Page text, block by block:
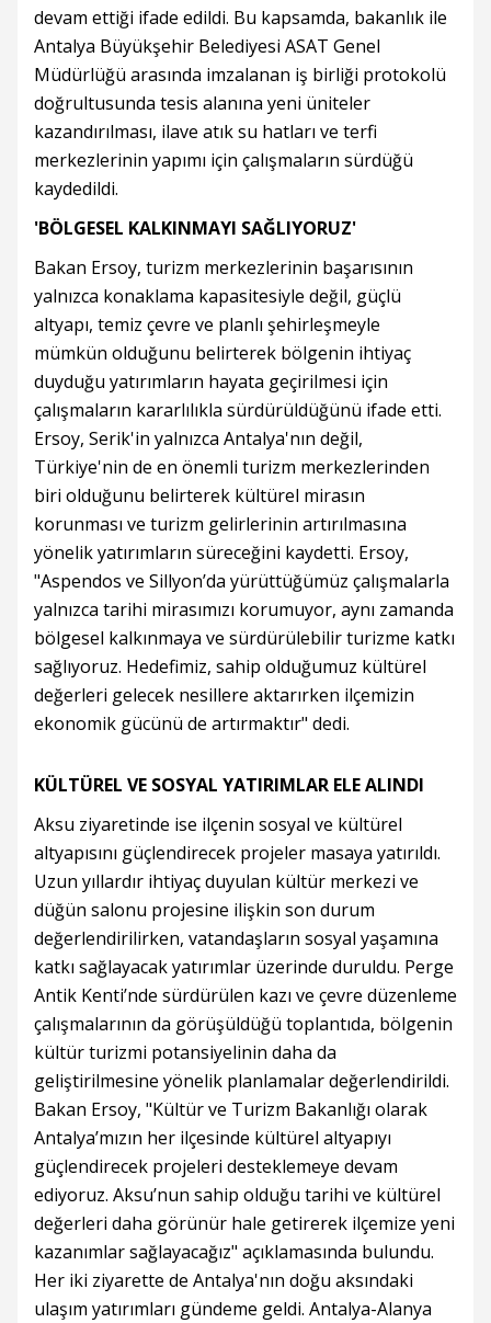
devam ettiği ifade edildi. Bu kapsamda, bakanlık ile
Antalya Büyükşehir Belediyesi ASAT Genel
Müdürlüğü arasında imzalanan iş birliği protokolü
doğrultusunda tesis alanına yeni üniteler
kazandırılması, ilave atık su hatları ve terfi
merkezlerinin yapımı için çalışmaların sürdüğü
kaydedildi.
'BÖLGESEL KALKINMAYI SAĞLIYORUZ'
Bakan Ersoy, turizm merkezlerinin başarısının
yalnızca konaklama kapasitesiyle değil, güçlü
altyapı, temiz çevre ve planlı şehirleşmeyle
mümkün olduğunu belirterek bölgenin ihtiyaç
duyduğu yatırımların hayata geçirilmesi için
çalışmaların kararlılıkla sürdürüldüğünü ifade etti.
Ersoy, Serik'in yalnızca Antalya'nın değil,
Türkiye'nin de en önemli turizm merkezlerinden
biri olduğunu belirterek kültürel mirasın
korunması ve turizm gelirlerinin artırılmasına
yönelik yatırımların süreceğini kaydetti. Ersoy,
"Aspendos ve Sillyon’da yürüttüğümüz çalışmalarla
yalnızca tarihi mirasımızı korumuyor, aynı zamanda
bölgesel kalkınmaya ve sürdürülebilir turizme katkı
sağlıyoruz. Hedefimiz, sahip olduğumuz kültürel
değerleri gelecek nesillere aktarırken ilçemizin
ekonomik gücünü de artırmaktır" dedi.
KÜLTÜREL VE SOSYAL YATIRIMLAR ELE ALINDI
Aksu ziyaretinde ise ilçenin sosyal ve kültürel
altyapısını güçlendirecek projeler masaya yatırıldı.
Uzun yıllardır ihtiyaç duyulan kültür merkezi ve
düğün salonu projesine ilişkin son durum
değerlendirilirken, vatandaşların sosyal yaşamına
katkı sağlayacak yatırımlar üzerinde duruldu. Perge
Antik Kenti’nde sürdürülen kazı ve çevre düzenleme
çalışmalarının da görüşüldüğü toplantıda, bölgenin
kültür turizmi potansiyelinin daha da
geliştirilmesine yönelik planlamalar değerlendirildi.
Bakan Ersoy, "Kültür ve Turizm Bakanlığı olarak
Antalya’mızın her ilçesinde kültürel altyapıyı
güçlendirecek projeleri desteklemeye devam
ediyoruz. Aksu’nun sahip olduğu tarihi ve kültürel
değerleri daha görünür hale getirerek ilçemize yeni
kazanımlar sağlayacağız" açıklamasında bulundu.
Her iki ziyarette de Antalya'nın doğu aksındaki
ulaşım yatırımları gündeme geldi. Antalya-Alanya